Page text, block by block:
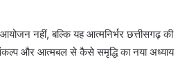
नहीं, बल्कि यह आत्मनिर्भर छत्तीसगढ़ की
और आत्मबल से कैसे समृद्धि का नया अध्याय